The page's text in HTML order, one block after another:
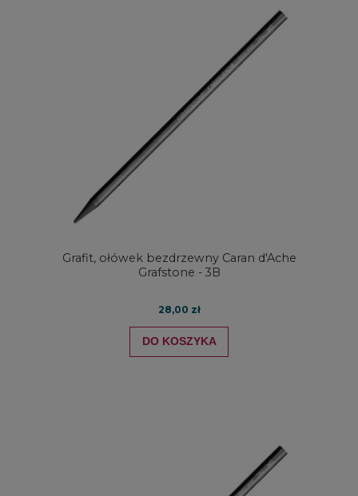
Grafit, ołówek bezdrzewny Caran d'Ache
Grafstone - 3B
28,00 zł
DO KOSZYKA